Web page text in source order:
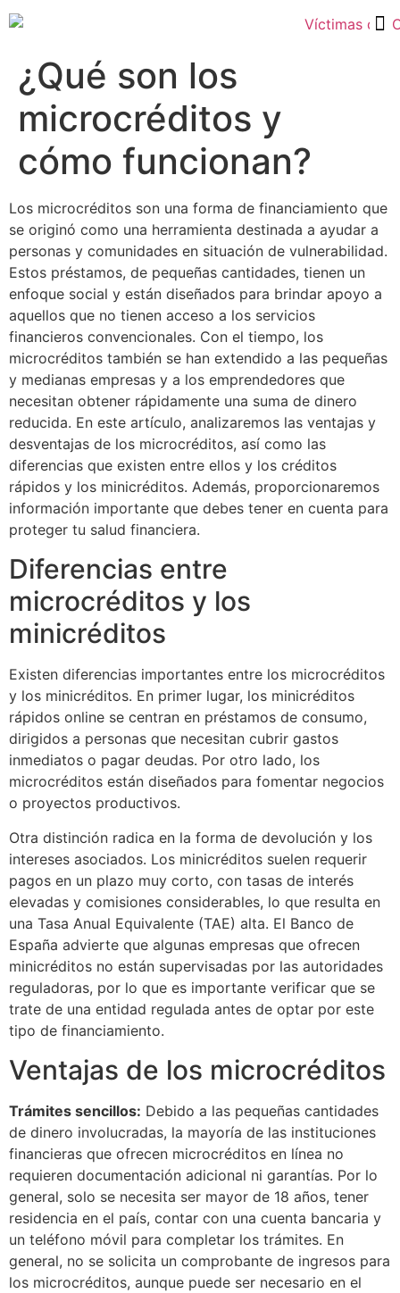
¿Qué son los
microcréditos y
cómo funcionan?
Los microcréditos son una forma de financiamiento que
se originó como una herramienta destinada a ayudar a
personas y comunidades en situación de vulnerabilidad.
Estos préstamos, de pequeñas cantidades, tienen un
enfoque social y están diseñados para brindar apoyo a
aquellos que no tienen acceso a los servicios
financieros convencionales. Con el tiempo, los
microcréditos también se han extendido a las pequeñas
y medianas empresas y a los emprendedores que
necesitan obtener rápidamente una suma de dinero
reducida. En este artículo, analizaremos las ventajas y
desventajas de los microcréditos, así como las
diferencias que existen entre ellos y los créditos
rápidos y los minicréditos. Además, proporcionaremos
información importante que debes tener en cuenta para
proteger tu salud financiera.
Diferencias entre
microcréditos y los
minicréditos
Existen diferencias importantes entre los microcréditos
y los minicréditos. En primer lugar, los minicréditos
rápidos online se centran en préstamos de consumo,
dirigidos a personas que necesitan cubrir gastos
inmediatos o pagar deudas. Por otro lado, los
microcréditos están diseñados para fomentar negocios
o proyectos productivos.
Otra distinción radica en la forma de devolución y los
intereses asociados. Los minicréditos suelen requerir
pagos en un plazo muy corto, con tasas de interés
elevadas y comisiones considerables, lo que resulta en
una Tasa Anual Equivalente (TAE) alta. El Banco de
España advierte que algunas empresas que ofrecen
minicréditos no están supervisadas por las autoridades
reguladoras, por lo que es importante verificar que se
trate de una entidad regulada antes de optar por este
tipo de financiamiento.
Ventajas de los microcréditos
Trámites sencillos: Debido a las pequeñas cantidades
de dinero involucradas, la mayoría de las instituciones
financieras que ofrecen microcréditos en línea no
requieren documentación adicional ni garantías. Por lo
general, solo se necesita ser mayor de 18 años, tener
residencia en el país, contar con una cuenta bancaria y
un teléfono móvil para completar los trámites. En
general, no se solicita un comprobante de ingresos para
los microcréditos, aunque puede ser necesario en el